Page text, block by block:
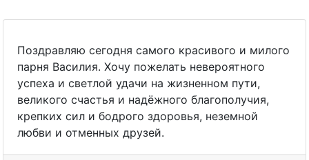
Поздравляю сегодня самого красивого и милого
парня Василия. Хочу пожелать невероятного
успеха и светлой удачи на жизненном пути,
великого счастья и надёжного благополучия,
крепких сил и бодрого здоровья, неземной
любви и отменных друзей.